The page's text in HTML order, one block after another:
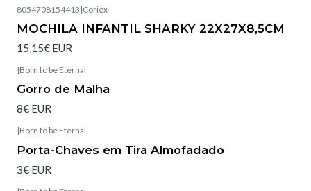
8054708154413 |Coriex
MOCHILA INFANTIL SHARKY 22X27X8,5CM
15,15€ EUR
|Born to be Eternal
Gorro de Malha
8€ EUR
|Born to be Eternal
Porta-Chaves em Tira Almofadado
3€ EUR